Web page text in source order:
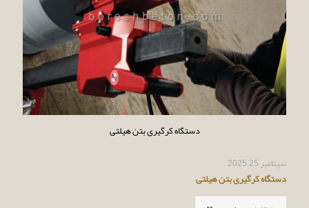
دستگاه کرگیری بتن هیلتی
سپتامبر 25, 2025
دستگاه کرگیری بتن هیلتی